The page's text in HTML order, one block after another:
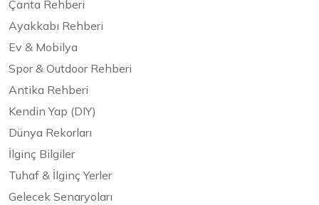
Çanta Rehberi
Ayakkabı Rehberi
Ev & Mobilya
Spor & Outdoor Rehberi
Antika Rehberi
Kendin Yap (DIY)
Dünya Rekorları
İlginç Bilgiler
Tuhaf & İlginç Yerler
Gelecek Senaryoları